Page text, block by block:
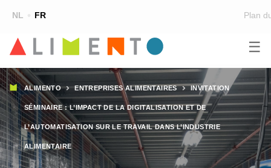
NL FR Plan
☰
Main
navigation
FORMATION
FORMATEURS
SUR ALIMENTO
EQUIPE
CHERCHER UNE FORMATION
Fil
d'Ariane
ALIMENTO ENTREPRISES ALIMENTAIRES INVITATION
SÉMINAIRE : L’IMPACT DE LA DIGITALISATION ET DE
L’AUTOMATISATION SUR LE TRAVAIL DANS L’INDUSTRIE
ALIMENTAIRE